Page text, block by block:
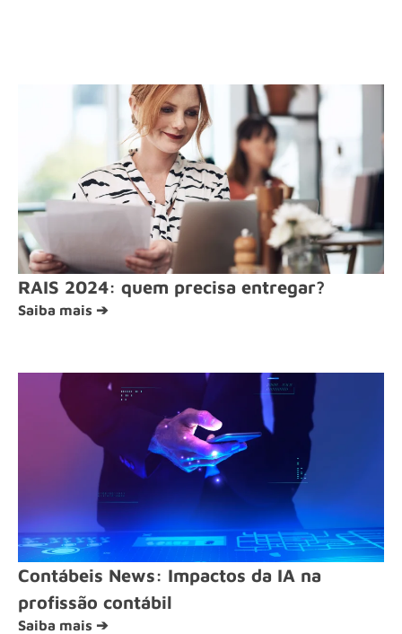
RAIS 2024: quem precisa entregar?
Saiba mais ➔
Contábeis News: Impactos da IA na
profissão contábil
Saiba mais ➔